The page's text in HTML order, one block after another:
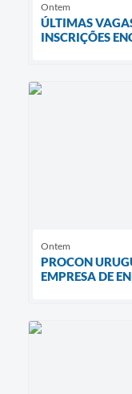
Ontem
ÚLTIMAS
INSCRIÇÕES
Ontem
PROCON
EMPRESA DE